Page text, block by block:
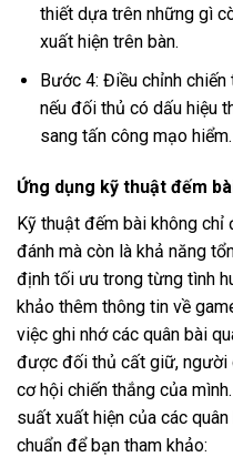
thiết dựa trên những gì
xuất hiện trên bàn.
Bước 4: Điều chỉnh
nếu đối thủ có dấu hiệu
sang tấn công mạo hiểm.
Ứng dụng kỹ thuật đếm
Kỹ thuật đếm bài không chỉ
đánh mà còn là khả năng
định tối ưu trong từng tình
khảo thêm thông tin về
việc ghi nhớ các quân bài
được đối thủ cất giữ, người
cơ hội chiến thắng của
suất xuất hiện của các
chuẩn để bạn tham khảo: